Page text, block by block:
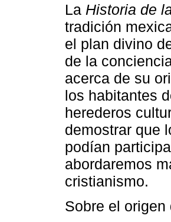
La Historia de
tradición
el plan divino
de la
acerca de su
los habitantes
herederos
demostrar que
podían
abordaremos
cristianismo.
Sobre el